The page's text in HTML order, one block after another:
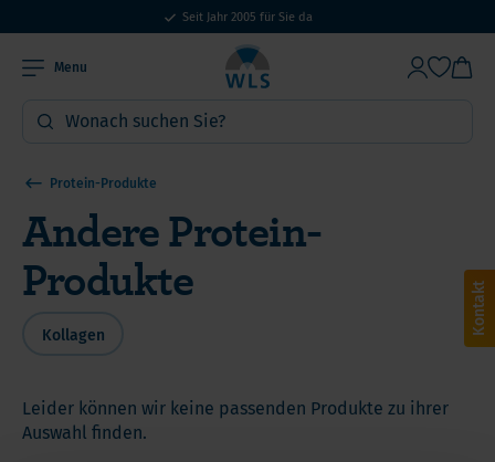
Seit Jahr 2005 für Sie da
Menu
Protein-Produkte
Andere Protein-
Produkte
Leider können wir keine passenden Produkte zu ihrer
Auswahl finden.
Kollagen Kontakt